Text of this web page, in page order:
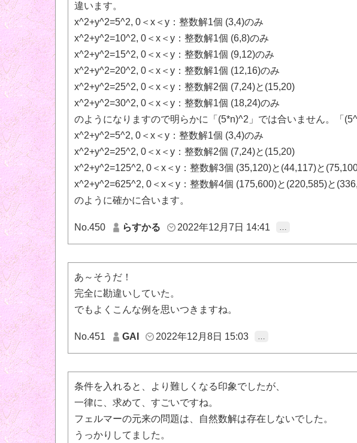
違います。
x^2+y^2=5^2, 0＜x＜y：整数解1個 (3,4)のみ
x^2+y^2=10^2, 0＜x＜y：整数解1個 (6,8)のみ
x^2+y^2=15^2, 0＜x＜y：整数解1個 (9,12)のみ
x^2+y^2=20^2, 0＜x＜y：整数解1個 (12,16)のみ
x^2+y^2=25^2, 0＜x＜y：整数解2個 (7,24)と(15,20)
x^2+y^2=30^2, 0＜x＜y：整数解1個 (18,24)のみ
のようになりますので明らかに「(5*n)^2」では合いません。「
x^2+y^2=5^2, 0＜x＜y：整数解1個 (3,4)のみ
x^2+y^2=25^2, 0＜x＜y：整数解2個 (7,24)と(15,20)
x^2+y^2=125^2, 0＜x＜y：整数解3個 (35,120)と(44,117)と
x^2+y^2=625^2, 0＜x＜y：整数解4個 (175,600)と(220,585)と
のように確かに合います。
No.450 らすかる 2022年12月7日 14:41 …
あ～そうだ！
完全に勘違いしていた。
でもよくこんな例を思いつきますね。
No.451 GAI 2022年12月8日 15:03 …
条件を入れると、より難しくなる印象でしたが、
一律に、求めて、すごいですね。
フェルマーの元来の問題は、自然数解は存在しないでした。
うっかりしてました。